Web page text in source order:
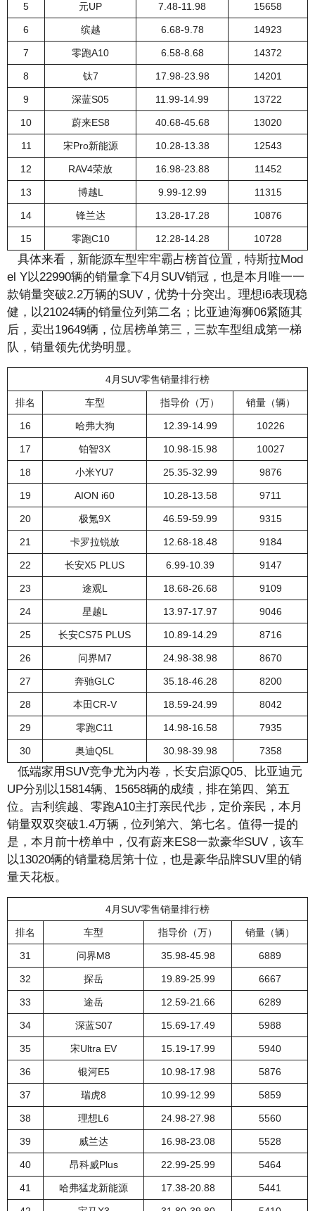
5 元UP 7.48-11.98 15658
6 缤越 6.68-9.78 14923
7 零跑A10 6.58-8.68 14372
8 钛7 17.98-23.98 14201
9 深蓝S05 11.99-14.99 13722
10 蔚来ES8 40.68-45.68 13020
11 宋Pro新能源 10.28-13.38 12543
12 RAV4荣放 16.98-23.88 11452
13 博越L 9.99-12.99 11315
14 锋兰达 13.28-17.28 10876
15 零跑C10 12.28-14.28 10728
具体来看，新能源车型牢牢霸占榜首位置，特斯拉Mod
el Y以22990辆的销量拿下4月SUV销冠，也是本月唯一一
款销量突破2.2万辆的SUV，优势十分突出。理想i6表现稳
健，以21024辆的销量位列第二名；比亚迪海狮06紧随其
后，卖出19649辆，位居榜单第三，三款车型组成第一梯
队，销量领先优势明显。
4月SUV零售销量排行榜
排名 车型 指导价（万） 销量（辆）
16 哈弗大狗 12.39-14.99 10226
17 铂智3X 10.98-15.98 10027
18 小米YU7 25.35-32.99 9876
19 AION i60 10.28-13.58 9711
20 极氪9X 46.59-59.99 9315
21 卡罗拉锐放 12.68-18.48 9184
22 长安X5 PLUS 6.99-10.39 9147
23 途观L 18.68-26.68 9109
24 星越L 13.97-17.97 9046
25 长安CS75 PLUS 10.89-14.29 8716
26 问界M7 24.98-38.98 8670
27 奔驰GLC 35.18-46.28 8200
28 本田CR-V 18.59-24.99 8042
29 零跑C11 14.98-16.58 7935
30 奥迪Q5L 30.98-39.98 7358
低端家用SUV竞争尤为内卷，长安启源Q05、比亚迪元
UP分别以15814辆、15658辆的成绩，排在第四、第五
位。吉利缤越、零跑A10主打亲民代步，定价亲民，本月
销量双双突破1.4万辆，位列第六、第七名。值得一提的
是，本月前十榜单中，仅有蔚来ES8一款豪华SUV，该车
以13020辆的销量稳居第十位，也是豪华品牌SUV里的销
量天花板。
4月SUV零售销量排行榜
排名 车型 指导价（万） 销量（辆）
31 问界M8 35.98-45.98 6889
32 探岳 19.89-25.99 6667
33 途岳 12.59-21.66 6289
34 深蓝S07 15.69-17.49 5988
35 宋Ultra EV 15.19-17.99 5940
36 银河E5 10.98-17.98 5876
37 瑞虎8 10.99-12.99 5859
38 理想L6 24.98-27.98 5560
39 威兰达 16.98-23.08 5528
40 昂科威Plus 22.99-25.99 5464
41 哈弗猛龙新能源 17.38-20.88 5441